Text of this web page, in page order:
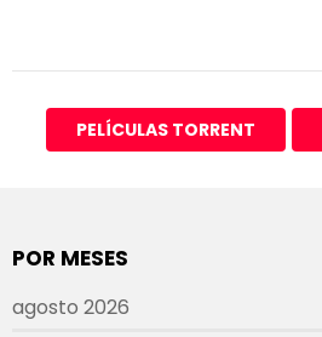
PELÍCULAS TORRENT
POR MESES
agosto 2026